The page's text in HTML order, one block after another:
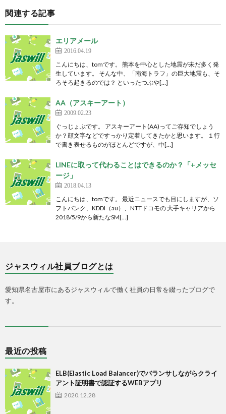
関連する記事
エリアメール
2016.04.19
こんにちは、tomです。 熊本を中心とした地震が未だ多く発
生しています。 そんな中、「南海トラフ」の巨大地震も、そ
ろそろ起きるのでは？ といったつぶや[…]
AA（アスキーアート）
2009.02.23
ぐっじょぶです。 アスキーアート(AA)ってご存知でしょう
か？顔文字などですっかり定着してきたかと思います。 １行
で書き表せるものがほとんどですが、中[…]
LINEに取って代わることはできるのか？「+メッセ
ージ」
2018.04.13
こんにちは、tomです。 最近ニュースでも目にしますが、ソ
フトバンク、KDDI（au）、NTTドコモの 大手キャリアから
2018/5/9から新たなSM[…]
ジャスウィル社員ブログとは
愛知県名古屋市にあるジャスウィルで働く社員の日常を綴ったブログで
す。
最近の投稿
ELB(Elastic Load Balancer)でバランサしながらクライ
アント証明書で認証するWEBアプリ
2020.12.28